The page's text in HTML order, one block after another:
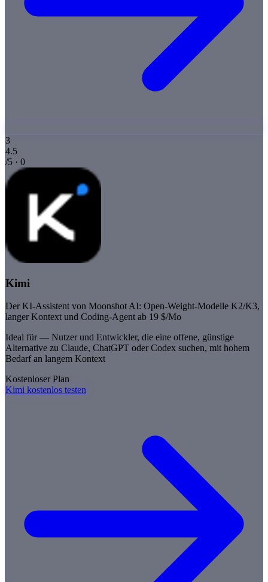
3
4.5
/5 · 0
Kimi
Der KI-Assistent von Moonshot AI: Open-Weight-Modelle K2/K3,
langer Kontext und Coding-Agent ab 19 $/Mo
Ideal für — Nutzer und Entwickler, die eine offene, günstige
Alternative zu Claude, ChatGPT oder Codex suchen, mit hohem
Bedarf an langem Kontext
Kostenloser Plan
Kimi kostenlos testen